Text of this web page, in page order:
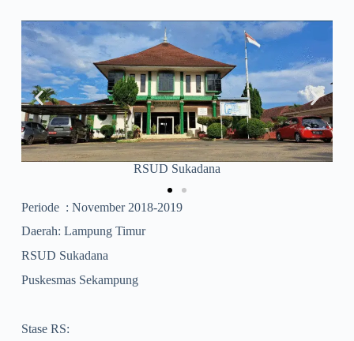
Puskesmas Sekampung
Periode : November 2018-2019
Daerah: Lampung Timur
RSUD Sukadana
Puskesmas Sekampung
Stase RS: